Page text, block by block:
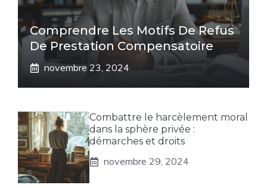
Comprendre Les Motifs De Refus
De Prestation Compensatoire
novembre 23, 2024
Combattre le harcèlement moral
dans la sphère privée :
démarches et droits
novembre 29, 2024